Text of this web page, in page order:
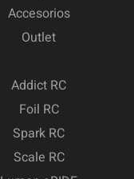
Accesorios
Outlet
Addict RC
Foil RC
Spark RC
Scale RC